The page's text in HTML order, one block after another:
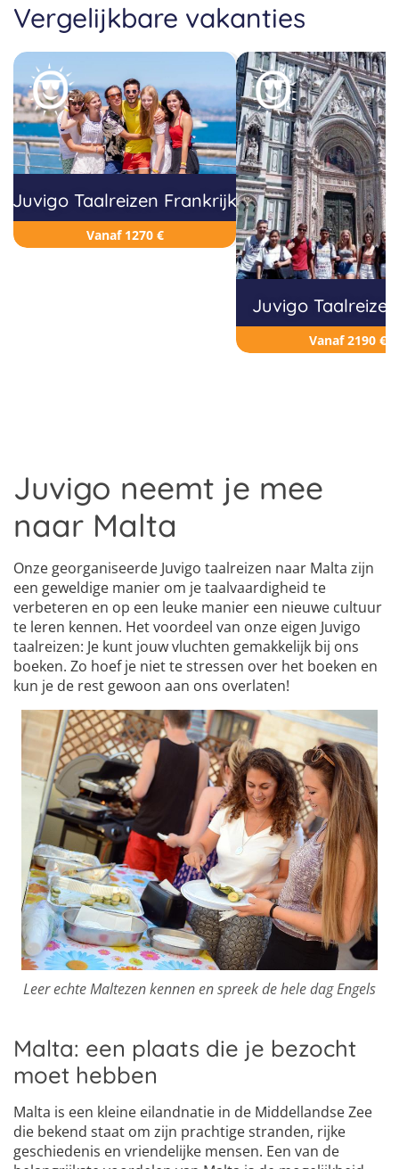
Vergelijkbare vakanties
Juvigo Taalreizen Frankrijk
Vanaf 1270 €
Juvigo
Vanaf 2190 €
Juvigo neemt je mee
naar Malta
Onze georganiseerde Juvigo taalreizen naar Malta zijn
een geweldige manier om je taalvaardigheid te
verbeteren en op een leuke manier een nieuwe cultuur
te leren kennen. Het voordeel van onze eigen Juvigo
taalreizen: Je kunt jouw vluchten gemakkelijk bij ons
boeken. Zo hoef je niet te stressen over het boeken en
kun je de rest gewoon aan ons overlaten!
Leer echte Maltezen kennen en spreek de hele dag Engels
Malta: een plaats die je bezocht
moet hebben
Malta is een kleine eilandnatie in de Middellandse Zee
die bekend staat om zijn prachtige stranden, rijke
geschiedenis en vriendelijke mensen. Een van de